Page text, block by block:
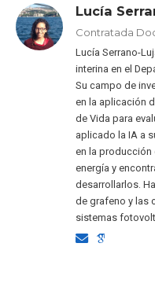
Lucía
Contratada
Lucía Serrano-
interina en el
Su campo de
en la aplicación
de Vida para
aplicado la IA a
en la producción
energía y
desarrollarlos.
de grafeno y las
sistemas